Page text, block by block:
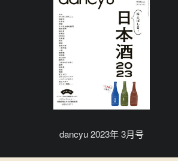
dancyu 2023年 3月号